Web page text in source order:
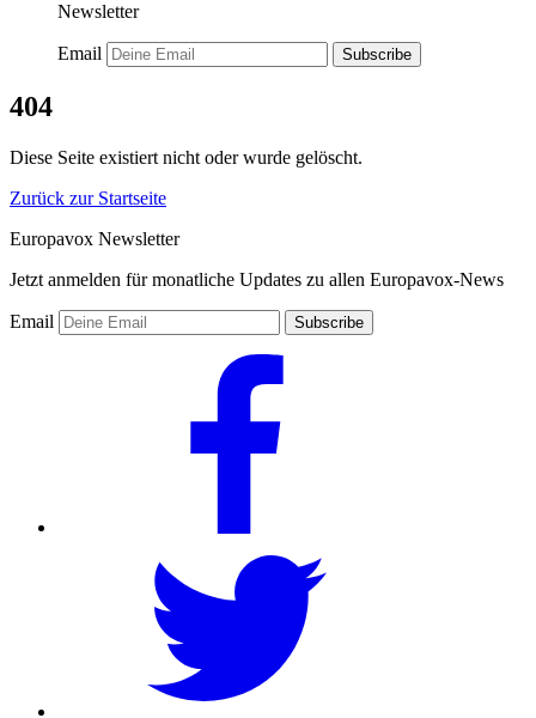
Newsletter
Email Subscribe
404
Diese Seite existiert nicht oder wurde gelöscht.
Zurück zur Startseite
Europavox Newsletter
Jetzt anmelden für monatliche Updates zu allen Europavox-News
Email Subscribe